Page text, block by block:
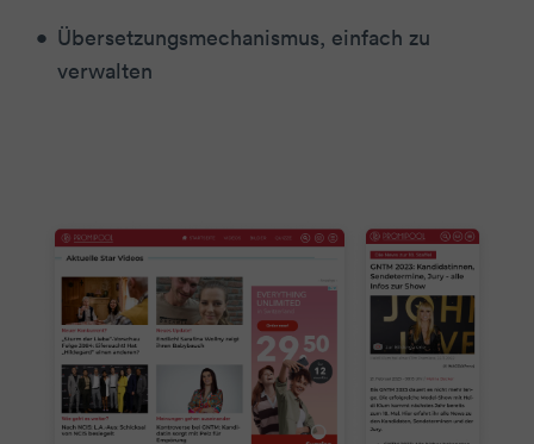
Übersetzungsmechanismus, einfach zu
verwalten